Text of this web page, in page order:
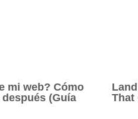
mi web? Cómo
(Guía
That